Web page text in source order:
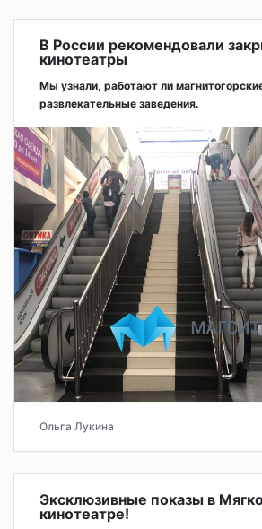
В России рекомендовали
кинотеатры
Мы узнали, работают ли
развлекательные заведения.
Ольга Лукина
Эксклюзивные показы в
кинотеатре!